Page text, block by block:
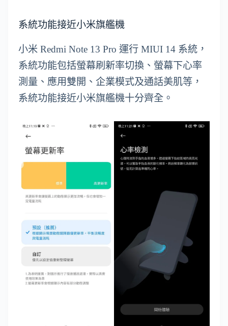
系統功能接近小米旗艦機
小米 Redmi Note 13 Pro 運行 MIUI 14 系統，
系統功能包括螢幕刷新率切換、螢幕下心率
測量、應用雙開、企業模式及通話美肌等，
系統功能接近小米旗艦機十分齊全。